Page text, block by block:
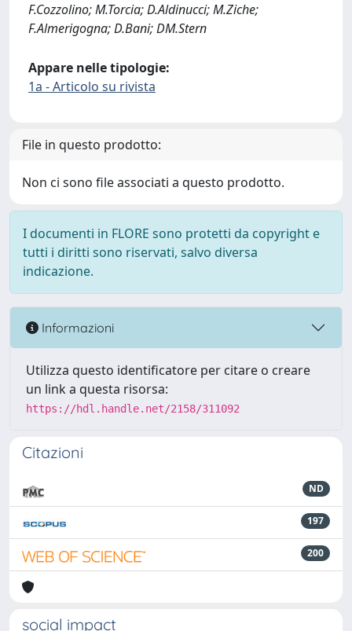
F.Cozzolino; M.Torcia; D.Aldinucci; M.Ziche;
F.Almerigogna; D.Bani; DM.Stern
Appare nelle tipologie:
1a - Articolo su rivista
File in questo prodotto:
Non ci sono file associati a questo prodotto.
I documenti in FLORE sono protetti da copyright e
tutti i diritti sono riservati, salvo diversa
indicazione.
Informazioni
Utilizza questo identificatore per citare o creare
un link a questa risorsa:
https://hdl.handle.net/2158/311092
Citazioni
ND
197
200
social impact